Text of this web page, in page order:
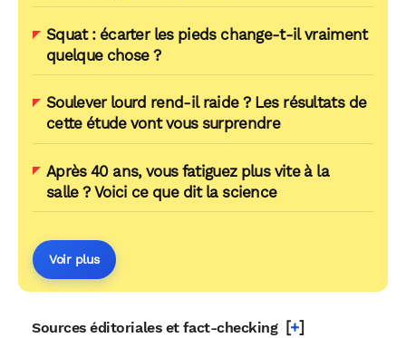
Squat : écarter les pieds change-t-il vraiment
quelque chose ?
Soulever lourd rend-il raide ? Les résultats de
cette étude vont vous surprendre
Après 40 ans, vous fatiguez plus vite à la
salle ? Voici ce que dit la science
Voir plus
Sources éditoriales et fact-checking [+]